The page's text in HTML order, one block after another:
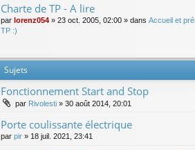
Charte de TP - A lire
par lorenz054 » 23 oct. 2005, 02:00 » dans Accueil et
TP :)
Sujets
Fonctionnement Start and Stop
par Rivolesti » 30 août 2014, 20:01
Porte coulissante électrique
par pir » 18 juil. 2021, 23:41